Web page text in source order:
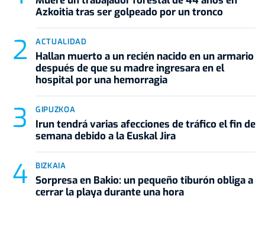
Azkoitia tras ser golpeado por un tronco
ACTUALIDAD
Hallan muerto a un recién nacido en un armario
después de que su madre ingresara en el
hospital por una hemorragia
GIPUZKOA
Irun tendrá varias afecciones de tráfico el fin de
semana debido a la Euskal Jira
BIZKAIA
Sorpresa en Bakio: un pequeño tiburón obliga a
cerrar la playa durante una hora